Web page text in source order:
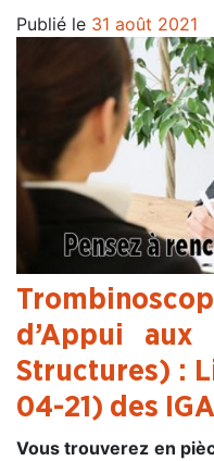
Publié le 31 août 2021
d’Appui aux
Structures) :
04-21) des
Vous trouverez en